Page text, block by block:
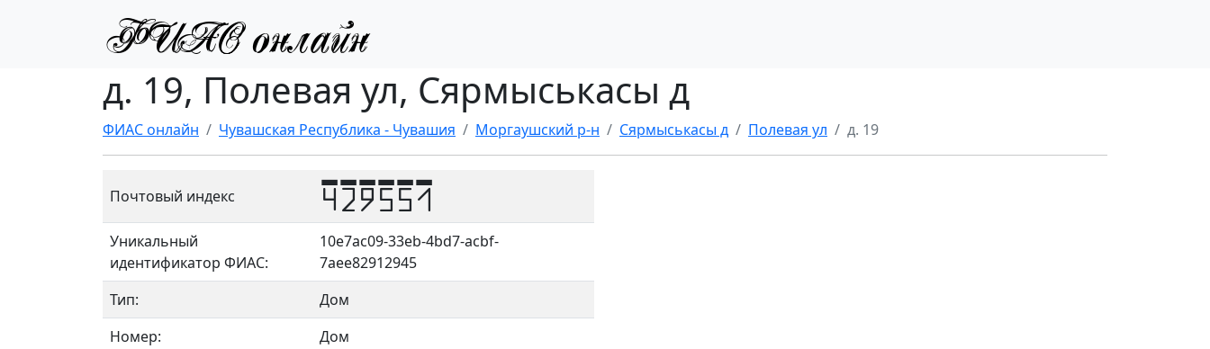
д. 19, Полевая ул, Сярмыськасы д
ФИАС онлайн Чувашская Республика - Чувашия Моргаушский р-н Сярмыськасы д Полевая ул д. 19
Почтовый индекс 429551
Уникальный
идентификатор ФИАС:
10e7ac09-33eb-4bd7-acbf-
7aee82912945
Тип:
Дом
Номер:
Дом